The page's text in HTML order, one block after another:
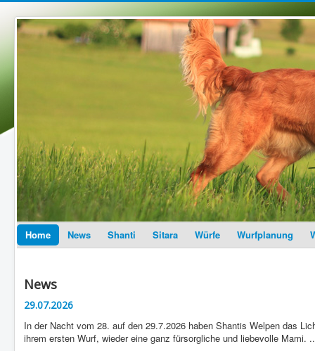
Home News Shanti Sitara Würfe Wurfplanung
News
29.07.2026
In der Nacht vom 28. auf den 29.7.2026 haben Shantis Welpen das
ihrem ersten Wurf, wieder eine ganz fürsorgliche und liebevolle Mami.